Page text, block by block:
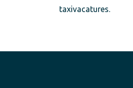
taxivacatures.